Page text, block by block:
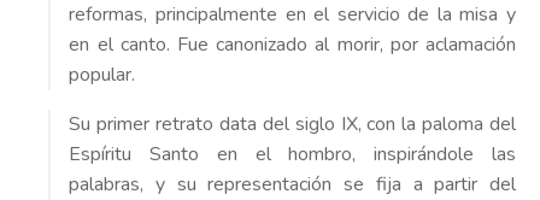
reformas, principalmente en el servicio de la misa y
en el canto. Fue canonizado al morir, por aclamación
popular.
Su primer retrato data del siglo IX, con la paloma del
Espíritu Santo en el hombro, inspirándole las
palabras, y su representación se fija a partir del